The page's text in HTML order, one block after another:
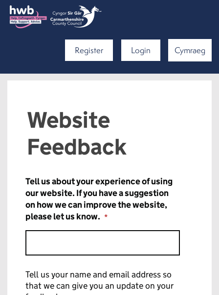
Register Login Cymraeg